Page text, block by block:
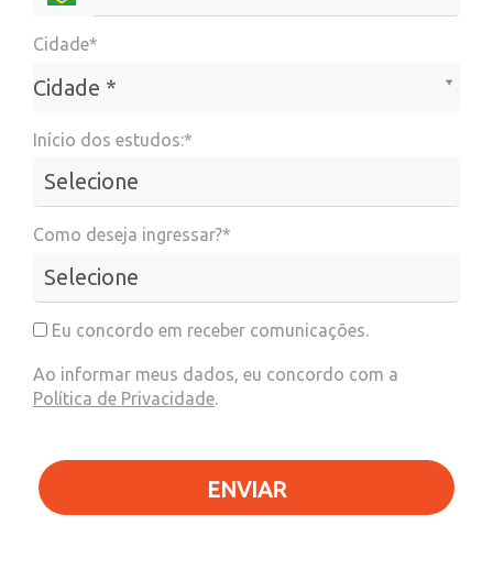
Cidade*
Cidade *
Cidade*
Início dos estudos:*
Como deseja ingressar?*
Eu concordo em receber comunicações.
Ao informar meus dados, eu concordo com a
Política de Privacidade.
ENVIAR